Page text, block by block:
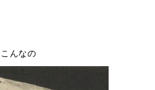
んなの